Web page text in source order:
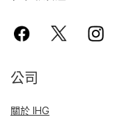
公司
關於 IHG